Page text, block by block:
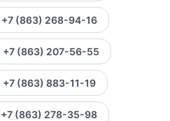
+7 (863) 268-94-16
+7 (863) 207-56-55
+7 (863) 883-11-19
+7 (863) 278-35-98